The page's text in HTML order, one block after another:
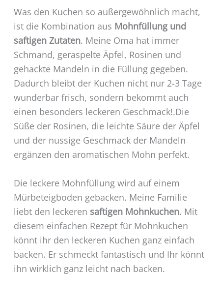
Was den Kuchen so außergewöhnlich macht,
ist die Kombination aus Mohnfüllung und
saftigen Zutaten. Meine Oma hat immer
Schmand, geraspelte Äpfel, Rosinen und
gehackte Mandeln in die Füllung gegeben.
Dadurch bleibt der Kuchen nicht nur 2-3 Tage
wunderbar frisch, sondern bekommt auch
einen besonders leckeren Geschmack!.Die
Süße der Rosinen, die leichte Säure der Äpfel
und der nussige Geschmack der Mandeln
ergänzen den aromatischen Mohn perfekt.
Die leckere Mohnfüllung wird auf einem
Mürbeteigboden gebacken. Meine Familie
liebt den leckeren saftigen Mohnkuchen. Mit
diesem einfachen Rezept für Mohnkuchen
könnt ihr den leckeren Kuchen ganz einfach
backen. Er schmeckt fantastisch und Ihr könnt
ihn wirklich ganz leicht nach backen.